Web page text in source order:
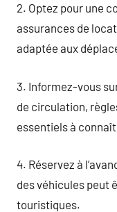
2. Optez pour une
assurances de
adaptée aux
3. Informez-vous
de circulation,
essentiels à
4. Réservez à
des véhicules peut
touristiques.